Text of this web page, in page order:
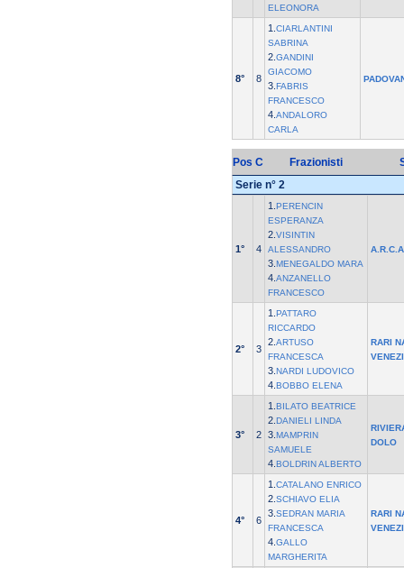
ELEONORA
8° 8
1. CIARLANTINI
SABRINA
2. GANDINI
GIACOMO
3. FABRIS
FRANCESCO
4. ANDALORO
CARLA
Pos C Frazionisti
Serie n° 2
1° 4
1. PERENCIN
ESPERANZA
2. VISINTIN
ALESSANDRO
3. MENEGALDO MARA
4. ANZANELLO
FRANCESCO
2° 3
1. PATTARO
RICCARDO
2. ARTUSO
FRANCESCA
3. NARDI LUDOVICO
4. BOBBO ELENA
RARI
3° 2
1. BILATO BEATRICE
2. DANIELI LINDA
3. MAMPRIN
SAMUELE
4. BOLDRIN ALBERTO
DOLO
4° 6
1. CATALANO ENRICO
2. SCHIAVO ELIA
3. SEDRAN MARIA
FRANCESCA
4. GALLO
MARGHERITA
RARI